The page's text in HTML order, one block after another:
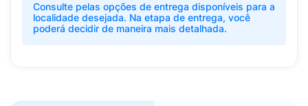
Consulte pelas opções de entrega disponíveis para a
localidade desejada. Na etapa de entrega, você
poderá decidir de maneira mais detalhada.